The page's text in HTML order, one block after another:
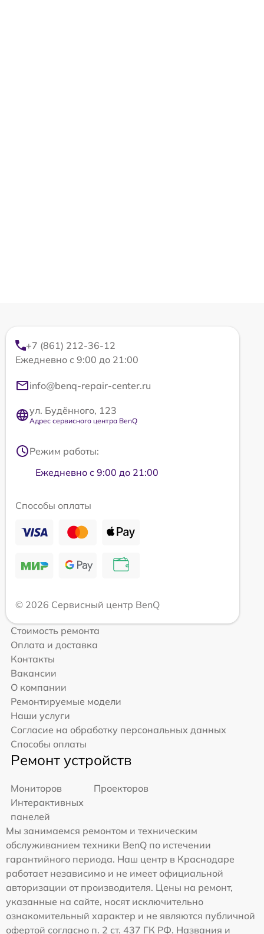
+7 (861) 212-36-12
Ежедневно с 9:00 до 21:00
info@benq-repair-center.ru
ул. Будённого, 123
Адрес сервисного центра BenQ
Режим работы:
Ежедневно с 9:00 до 21:00
Способы оплаты
© 2026 Сервисный центр BenQ
Стоимость ремонта
Оплата и доставка
Контакты
Вакансии
О компании
Ремонтируемые модели
Наши услуги
Согласие на обработку персональных данных
Способы оплаты
Ремонт устройств
Мониторов
Проекторов
Интерактивных
панелей
Мы занимаемся ремонтом и техническим
обслуживанием техники BenQ по истечении
гарантийного периода. Наш центр в Краснодаре
работает независимо и не имеет официальной
авторизации от производителя. Цены на ремонт,
указанные на сайте, носят исключительно
ознакомительный характер и не являются публичной
офертой согласно п. 2 ст. 437 ГК РФ. Названия и